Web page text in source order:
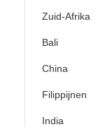
Zuid-Afrika
Bali
China
Filippijnen
India